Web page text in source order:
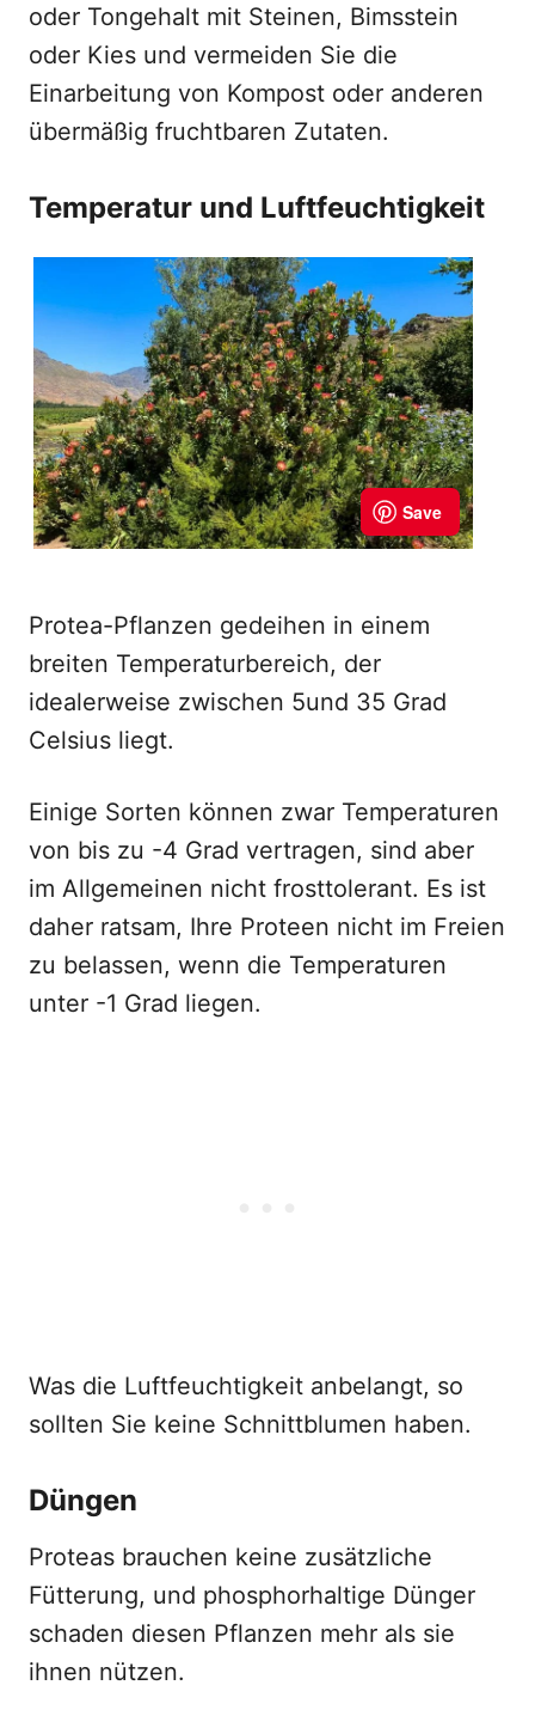
oder Tongehalt mit Steinen, Bimsstein
oder Kies und vermeiden Sie die
Einarbeitung von Kompost oder anderen
übermäßig fruchtbaren Zutaten.
Temperatur und Luftfeuchtigkeit
Protea-Pflanzen gedeihen in einem
breiten Temperaturbereich, der
idealerweise zwischen 5und 35 Grad
Celsius liegt.
Einige Sorten können zwar Temperaturen
von bis zu -4 Grad vertragen, sind aber
im Allgemeinen nicht frosttolerant. Es ist
daher ratsam, Ihre Proteen nicht im Freien
zu belassen, wenn die Temperaturen
unter -1 Grad liegen.
Was die Luftfeuchtigkeit anbelangt, so
sollten Sie keine Schnittblumen haben.
Düngen
Proteas brauchen keine zusätzliche
Fütterung, und phosphorhaltige Dünger
schaden diesen Pflanzen mehr als sie
ihnen nützen.